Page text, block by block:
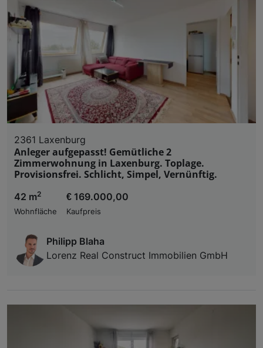
2361 Laxenburg
Anleger aufgepasst! Gemütliche 2
Zimmerwohnung in Laxenburg. Toplage.
Provisionsfrei. Schlicht, Simpel, Vernünftig.
42 m2
Wohnfläche
€ 169.000,00
Kaufpreis
Philipp Blaha
Lorenz Real Construct Immobilien GmbH